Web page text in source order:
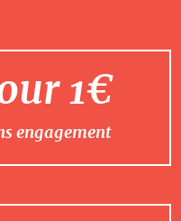
1€
engagement